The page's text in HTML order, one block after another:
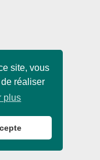
site, vous
réaliser
plus